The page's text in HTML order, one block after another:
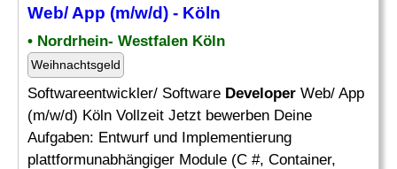
Web/ App (m/w/d) - Köln
• Nordrhein- Westfalen Köln
Weihnachtsgeld
Softwareentwickler/ Software Developer Web/ App
(m/w/d) Köln Vollzeit Jetzt bewerben Deine
Aufgaben: Entwurf und Implementierung
plattformunabhängiger Module (C #, Container,